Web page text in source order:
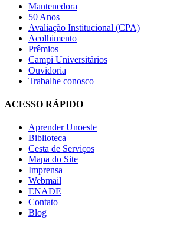
Mantenedora
50 Anos
Avaliação Institucional (CPA)
Acolhimento
Prêmios
Campi Universitários
Ouvidoria
Trabalhe conosco
ACESSO RÁPIDO
Aprender Unoeste
Biblioteca
Cesta de Serviços
Mapa do Site
Imprensa
Webmail
ENADE
Contato
Blog